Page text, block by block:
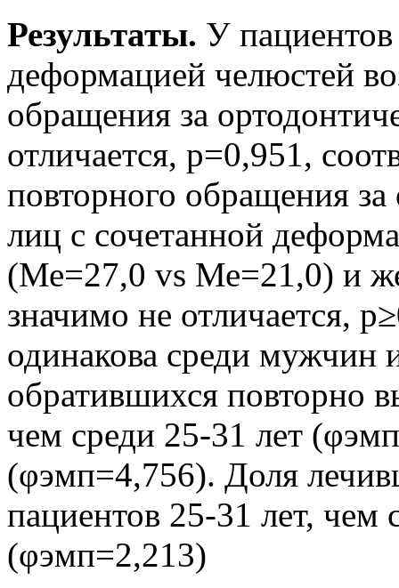
Результаты. У пациентов
деформацией челюстей
обращения за
отличается, р=0,951,
повторного обращения
лиц с сочетанной
(Ме=27,0 vs Ме=21,0) и
значимо не отличается,
одинакова среди
обратившихся повторно
чем среди 25-31 лет
(φэмп=4,756). Доля
пациентов 25-31 лет, чем
(φэмп=2,213)